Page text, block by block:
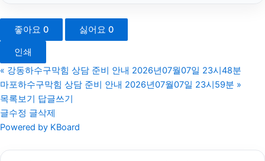
축구반티
불륜증거
좋아요 0 싫어요 0
인쇄
« 강동하수구막힘 상담 준비 안내 2026년07월07일 23시48분
마포하수구막힘 상담 준비 안내 2026년07월07일 23시59분 »
목록보기
답글쓰기
글수정 글삭제
Powered by KBoard